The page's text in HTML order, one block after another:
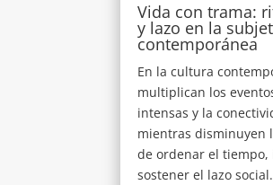
Vida con trama:
y lazo en la
contemporánea
En la cultura
multiplican los
intensas y la
mientras disminuyen
de ordenar el
sostener el lazo